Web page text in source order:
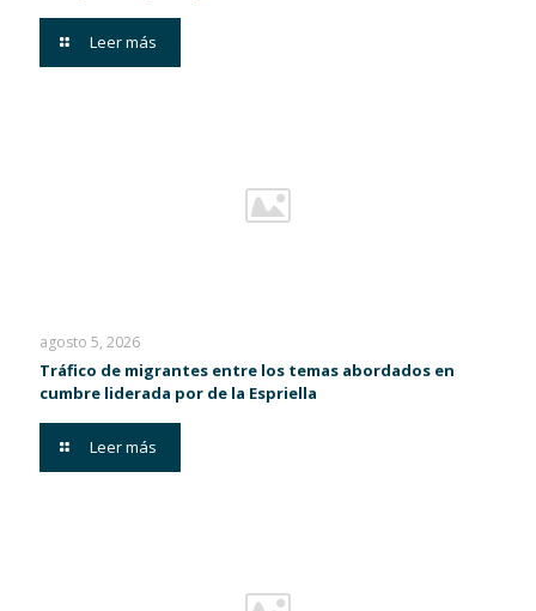
Leer más
agosto 5, 2026
Tráfico de migrantes entre los temas abordados en
cumbre liderada por de la Espriella
Leer más